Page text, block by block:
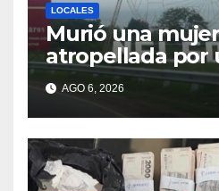
LOCALES
Murió una
atropellada por
motocicleta en
AGO 6, 2026